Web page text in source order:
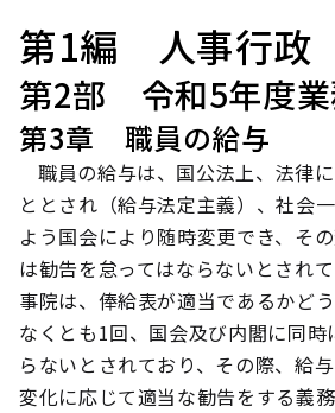
第1編 人事行政
第2部 令和5年度業
第3章 職員の給与
職員の給与は、国公法上、法律
ととされ（給与法定主義）、社会
よう国会により随時変更でき、そ
は勧告を怠ってはならないとされ
事院は、俸給表が適当であるかど
なくとも1回、国会及び内閣に同時
らないとされており、その際、給
変化に応じて適当な勧告をする義